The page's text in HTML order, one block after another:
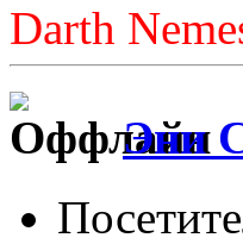
Darth
Эни